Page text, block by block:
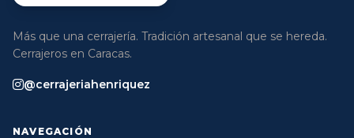
Más que una cerrajería. Tradición artesanal que se hereda.
Cerrajeros en Caracas.
@cerrajeriahenriquez
NAVEGACIÓN